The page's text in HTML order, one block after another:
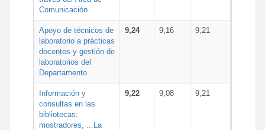
Comunicación
Apoyo de técnicos de
laboratorio a prácticas
docentes y gestión de
laboratorios del
Departamento
9,24 9,16 9,21
Información y
consultas en las
bibliotecas:
mostradores, ...La
9,22 9,08 9,21